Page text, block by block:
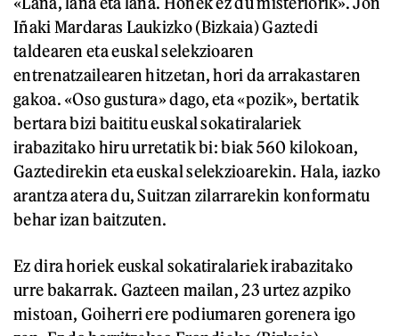
Iñaki Mardaras Laukizko (Bizkaia) Gaztedi
taldearen eta euskal selekzioaren
entrenatzailearen hitzetan, hori da arrakastaren
gakoa. «Oso gustura» dago, eta «pozik», bertatik
bertara bizi baititu euskal sokatiralariek
irabazitako hiru urretatik bi: biak 560 kilokoan,
Gaztedirekin eta euskal selekzioarekin. Hala, iazko
arantza atera du, Suitzan zilarrarekin konformatu
behar izan baitzuten.
Ez dira horiek euskal sokatiralariek irabazitako
urre bakarrak. Gazteen mailan, 23 urtez azpiko
mistoan, Goiherri ere podiumaren gorenera igo